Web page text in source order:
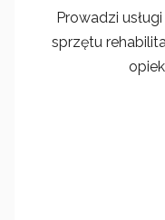
Prowadzi
sprzętu